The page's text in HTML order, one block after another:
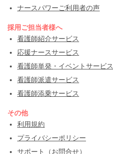
ナースパワーご利用者の声
採用ご担当者様へ
看護師紹介サービス
応援ナースサービス
看護師単発・イベントサービス
看護師派遣サービス
看護師添乗サービス
その他
利用規約
プライバシーポリシー
サポート（お問合せ）